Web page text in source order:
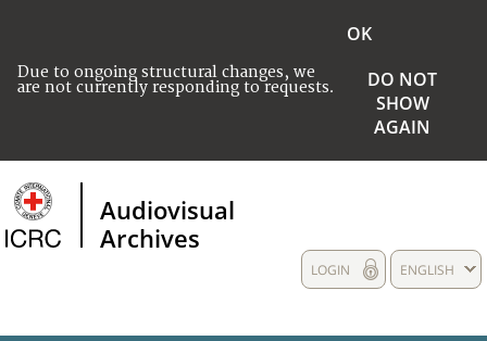
Due to ongoing structural changes, we
are not currently responding to requests.
OK
DO NOT
SHOW
AGAIN
Audiovisual
Archives
ENGLISH
LOGIN